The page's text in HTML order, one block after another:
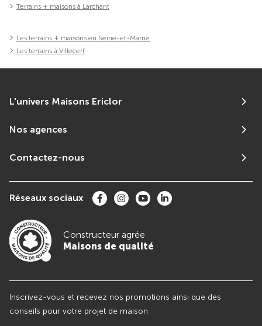
Terrains + maisons à Larchant
Les terrains + maisons en Seine-et-Marne
Les terrains à Villecerf
L'univers Maisons Ericlor
Nos agences
Contactez-nous
Réseaux sociaux
Constructeur agrée
Maisons de qualité
Inscrivez-vous et recevez nos promotions ainsi que des
conseils pour votre projet de maison